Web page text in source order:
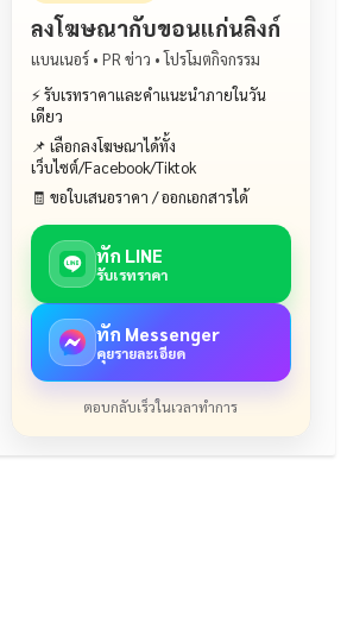
ลงโฆษณากับขอนแก่นลิงก์
แบนเนอร์ • PR ข่าว • โปรโมตกิจกรรม
⚡ รับเรทราคาและคำแนะนำภายในวัน
เดียว
📌 เลือกลงโฆษณาได้ทั้ง
เว็บไซต์/Facebook/Tiktok
🧾 ขอใบเสนอราคา / ออกเอกสารได้
ทัก LINE
รับเรทราคา
ทัก Messenger
คุยรายละเอียด
ตอบกลับเร็วในเวลาทำการ